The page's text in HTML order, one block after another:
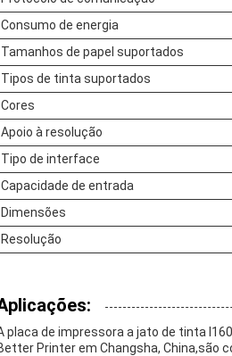
Consumo de energia
Tamanhos de papel suportados
Tipos de tinta suportados
Cores
Apoio à resolução
Tipo de interface
Capacidade de entrada
Dimensões
Resolução
placa de impressora a jato de tinta
Printer em Changsha, China,são